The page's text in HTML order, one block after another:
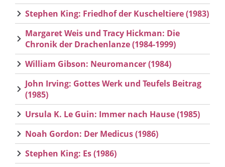
Stephen King: Friedhof der Kuscheltiere (1983)
Margaret Weis und Tracy Hickman: Die
Chronik der Drachenlanze (1984-1999)
William Gibson: Neuromancer (1984)
John Irving: Gottes Werk und Teufels Beitrag
(1985)
Ursula K. Le Guin: Immer nach Hause (1985)
Noah Gordon: Der Medicus (1986)
Stephen King: Es (1986)